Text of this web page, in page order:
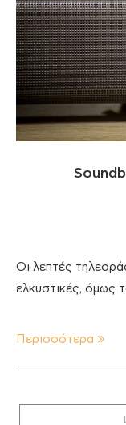
Οι λεπτές
ελκυστικές, όμως
Περισσότερα